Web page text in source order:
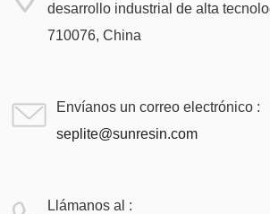
desarrollo industrial de alta
710076, China
Envíanos un correo electrónico :
seplite@sunresin.com
Llámanos al :